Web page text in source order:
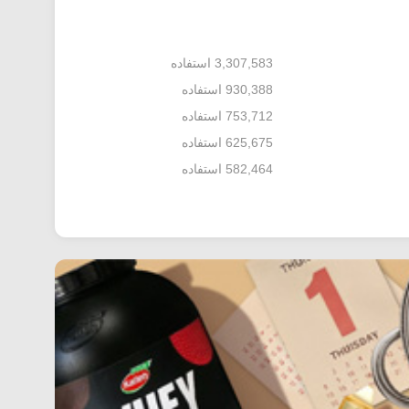
3,307,583 استفاده
930,388 استفاده
753,712 استفاده
625,675 استفاده
582,464 استفاده